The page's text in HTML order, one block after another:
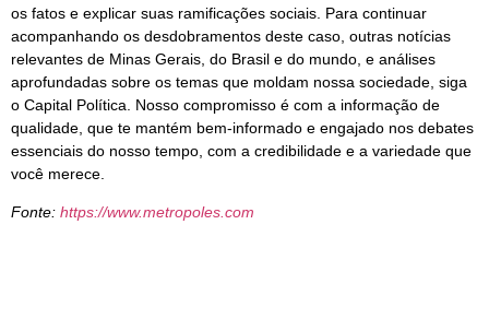
os fatos e explicar suas ramificações sociais. Para continuar
acompanhando os desdobramentos deste caso, outras notícias
relevantes de Minas Gerais, do Brasil e do mundo, e análises
aprofundadas sobre os temas que moldam nossa sociedade, siga
o Capital Política. Nosso compromisso é com a informação de
qualidade, que te mantém bem-informado e engajado nos debates
essenciais do nosso tempo, com a credibilidade e a variedade que
você merece.
Fonte: https://www.metropoles.com